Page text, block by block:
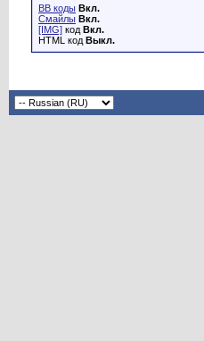
BB коды Вкл.
Смайлы Вкл.
[IMG] код Вкл.
HTML код Выкл.